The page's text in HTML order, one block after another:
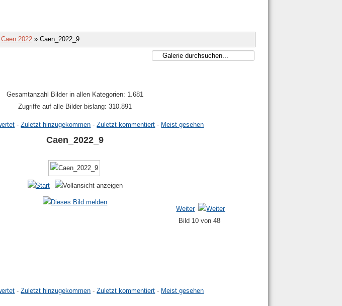
Caen 2022» Caen_2022_9
Gesamtanzahl Bilder in allen Kategorien: 1.681
Zugriffe auf alle Bilder bislang: 310.891
-Zuletzt hinzugekommen -Zuletzt kommentiert - Meist gesehen
Caen_2022_9
Weiter
Bild 10 von 48
-Zuletzt hinzugekommen -Zuletzt kommentiert - Meist gesehen